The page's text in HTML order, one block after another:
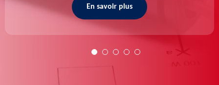
En savoir plus